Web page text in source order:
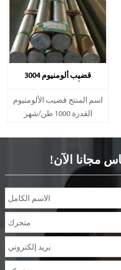
قضيب ألومنيوم 3004
ألومنيوم 3004
اسم المنتج قضيب الألومنيوم
القدرة 1000 طن/شهر
مجانا الآن!